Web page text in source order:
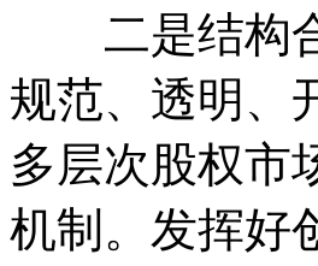
二是结构合
规范、透明、
多层次股权市
机制。发挥好